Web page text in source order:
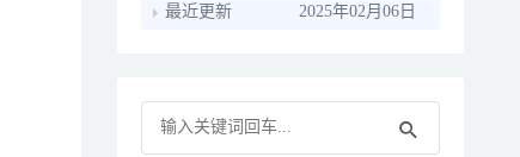
最近更新 2025年02月06日